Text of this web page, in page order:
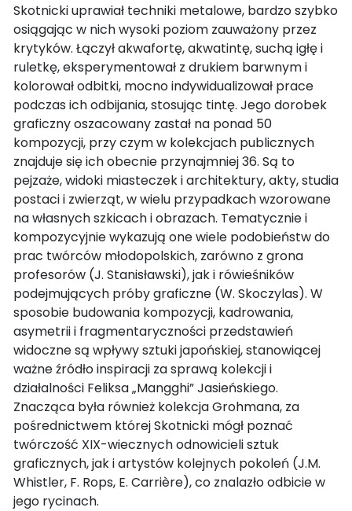
Skotnicki uprawiał techniki metalowe, bardzo szybko
osiągając w nich wysoki poziom zauważony przez
krytyków. Łączył akwafortę, akwatintę, suchą igłę i
ruletkę, eksperymentował z drukiem barwnym i
kolorował odbitki, mocno indywidualizował prace
podczas ich odbijania, stosując tintę. Jego dorobek
graficzny oszacowany zastał na ponad 50
kompozycji, przy czym w kolekcjach publicznych
znajduje się ich obecnie przynajmniej 36. Są to
pejzaże, widoki miasteczek i architektury, akty, studia
postaci i zwierząt, w wielu przypadkach wzorowane
na własnych szkicach i obrazach. Tematycznie i
kompozycyjnie wykazują one wiele podobieństw do
prac twórców młodopolskich, zarówno z grona
profesorów (J. Stanisławski), jak i rówieśników
podejmujących próby graficzne (W. Skoczylas). W
sposobie budowania kompozycji, kadrowania,
asymetrii i fragmentaryczności przedstawień
widoczne są wpływy sztuki japońskiej, stanowiącej
ważne źródło inspiracji za sprawą kolekcji i
działalności Feliksa „Mangghi” Jasieńskiego.
Znacząca była również kolekcja Grohmana, za
pośrednictwem której Skotnicki mógł poznać
twórczość XIX-wiecznych odnowicieli sztuk
graficznych, jak i artystów kolejnych pokoleń (J.M.
Whistler, F. Rops, E. Carrière), co znalazło odbicie w
jego rycinach.